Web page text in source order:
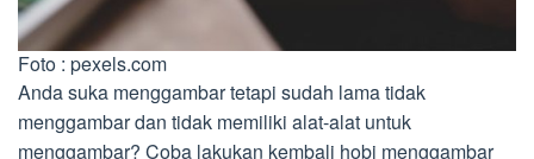
Foto : pexels.com
Anda suka menggambar tetapi sudah lama tidak
menggambar dan tidak memiliki alat-alat untuk
menggambar? Coba lakukan kembali hobi menggambar